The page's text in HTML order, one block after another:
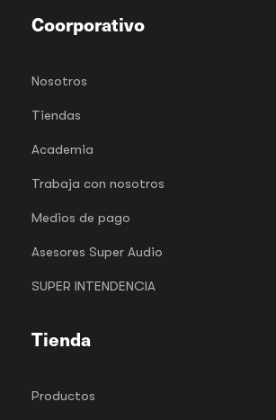
Coorporativo
Nosotros
Tiendas
Academia
Trabaja con nosotros
Medios de pago
Asesores Super Audio
SUPER INTENDENCIA
Tienda
Productos